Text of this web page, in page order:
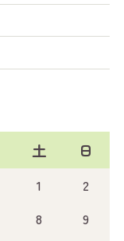
土 日
1
2
8 9